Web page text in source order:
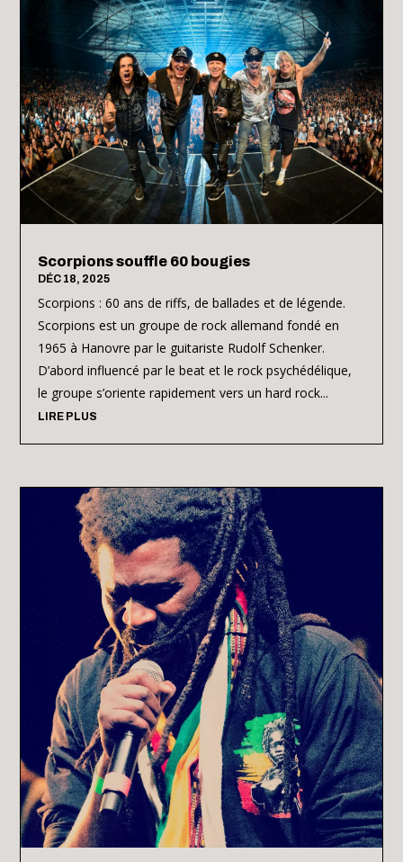
Scorpions souffle 60 bougies
DÉC 18, 2025
Scorpions : 60 ans de riffs, de ballades et de légende.
Scorpions est un groupe de rock allemand fondé en
1965 à Hanovre par le guitariste Rudolf Schenker.
D’abord influencé par le beat et le rock psychédélique,
le groupe s’oriente rapidement vers un hard rock...
LIRE PLUS